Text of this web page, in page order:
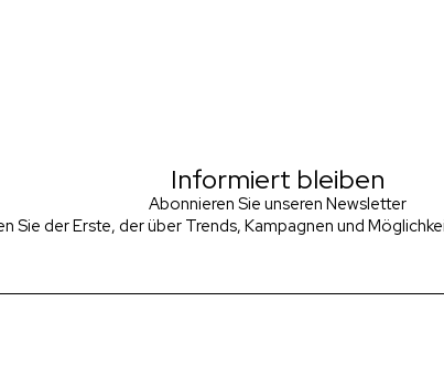
Informiert bleiben
Abonnieren Sie unseren Newsletter
Sie der Erste, der über Trends, Kampagnen und